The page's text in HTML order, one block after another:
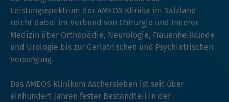
Leistungsspektrum der AMEOS Klinika im Salzland
reicht dabei im Verbund von Chirurgie und Innerer
Medizin über Orthopädie, Neurologie, Frauenheilkunde
und Urologie bis zur Geriatrischen und Psychiatrischen
Versorgung.
Das AMEOS Klinikum Aschersleben ist seit über
einhundert Jahren fester Bestandteil in der